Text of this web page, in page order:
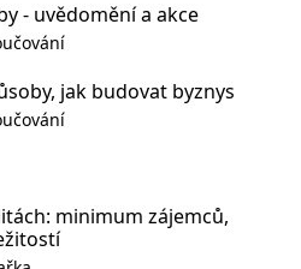
- uvědomění a akce
jak budovat byznys
minimum zájemců,